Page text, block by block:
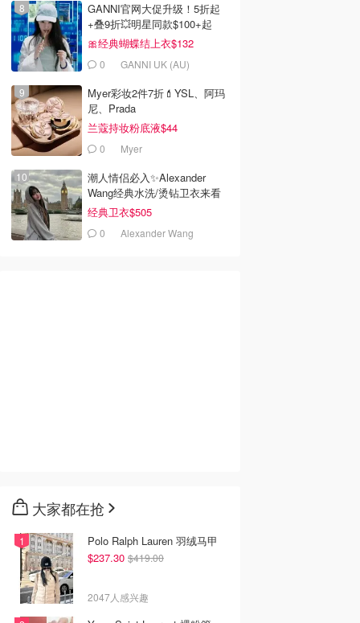
GANNI官网大促升级！5折起
+叠9折💥明星同款$100+起
🎀经典蝴蝶结上衣$132
0 GANNI UK (AU)
Myer彩妆2件7折💄YSL、阿玛
尼、Prada
兰蔻持妆粉底液$44
0 Myer
潮人情侣必入✨Alexander
Wang经典水洗/烫钻卫衣来看
经典卫衣$505
0 Alexander Wang
大家都在抢
Polo Ralph Lauren 羽绒马甲
$237.30 $419.00
2047人感兴趣